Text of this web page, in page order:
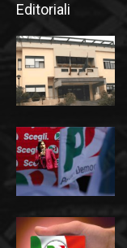
Editoriali